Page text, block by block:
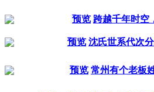
预览 跨越千年时空
预览 沈氏世系代次
预览 常州有个老板